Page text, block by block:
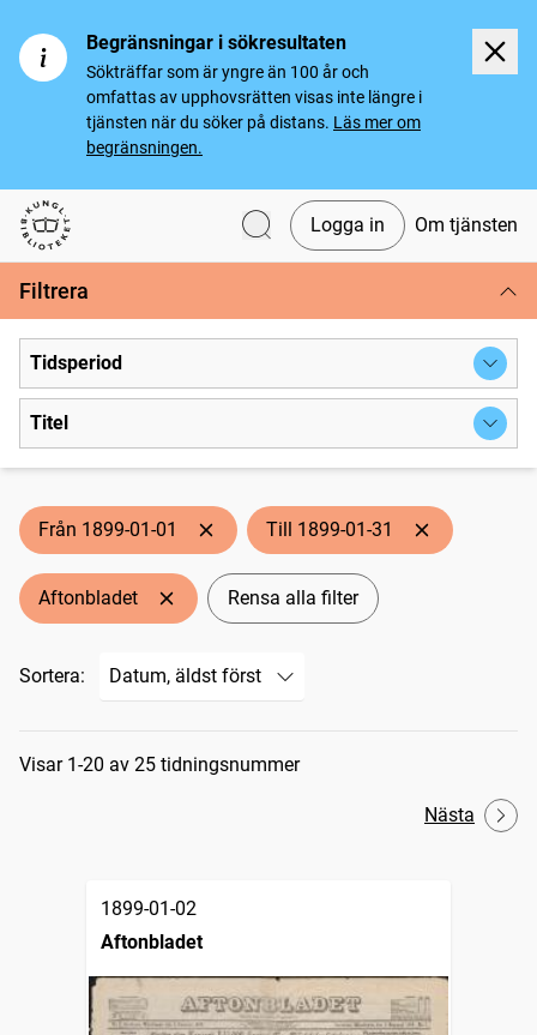
Begränsningar i sökresultaten
Sökträffar som är yngre än 100 år och
omfattas av upphovsrätten visas inte längre i
tjänsten när du söker på distans. Läs mer om
begränsningen.
Svenska tidningar
Logga in Om tjänsten
Filtrera
Tidsperiod
Titel
Från 1899-01-01 Till 1899-01-31
Aftonbladet Rensa alla filter
Sortera:
Sökresultat
Visar 1-20 av 25 tidningsnummer
Nästa
1899-01-02
Aftonbladet